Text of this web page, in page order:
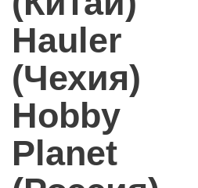
Hauler
(Чехия)
Hobby
Planet